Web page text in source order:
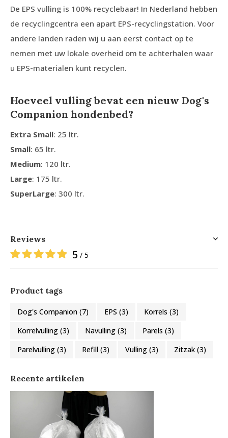
De EPS vulling is 100% recyclebaar! In Nederland hebben
de recyclingcentra een apart EPS-recyclingstation. Voor
andere landen raden wij u aan eerst contact op te
nemen met uw lokale overheid om te achterhalen waar
u EPS-materialen kunt recyclen.
Hoeveel vulling bevat een nieuw Dog's
Companion hondenbed?
Extra Small: 25 ltr.
Small: 65 ltr.
Medium: 120 ltr.
Large: 175 ltr.
SuperLarge: 300 ltr.
Reviews
5 / 5
Product tags
Dog's Companion (7) EPS (3) Korrels (3)
Korrelvulling (3) Navulling (3) Parels (3)
Parelvulling (3) Refill (3) Vulling (3) Zitzak (3)
Recente artikelen